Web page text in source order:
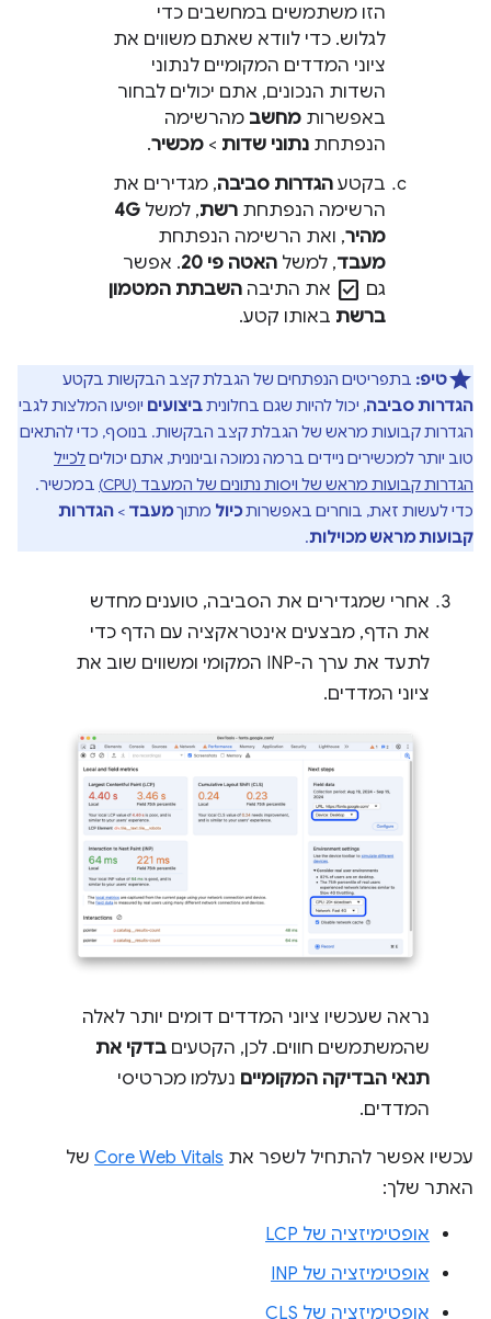
הזו משתמשים במחשבים כדי
לגלוש. כדי לוודא שאתם משווים את
ציוני המדדים המקומיים לנתוני
השדות הנכונים, אתם יכולים לבחור
באפשרות מחשב מהרשימה
הנפתחת נתוני שדות > מכשיר.
בקטע הגדרות סביבה, מגדירים את
הרשימה הנפתחת רשת, למשל 4G
מהיר, ואת הרשימה הנפתחת
מעבד, למשל האטה פי 20
. אפשר
גם check_box את התיבה השבתת המטמון
ברשת באותו קטע.
טיפ: בתפריטים הנפתחים של הגבלת קצב הבקשות בקטע
הגדרות סביבה, יכול להיות שגם בחלוניתביצועים יופיעו המלצות לגבי
הגדרות קבועות מראש של הגבלת קצב הבקשות. בנוסף, כדי להתאים
טוב יותר למכשירים ניידים ברמה נמוכה ובינונית, אתם יכוליםלכייל
הגדרות קבועות מראש של ויסות נתונים של המעבד (CPU)
במכשיר.
כדי לעשות זאת, בוחרים באפשרותכיול מתוךמעבד > הגדרות
קבועות מראש מכוילות.
אחרי שמגדירים את הסביבה, טוענים מחדש
את הדף, מבצעים אינטראקציה עם הדף כדי
לתעד את ערך ה-INP המקומי ומשווים שוב את
ציוני המדדים.
נראה שעכשיו ציוני המדדים דומים יותר לאלה
שהמשתמשים חווים. לכן, הקטעים בדקי את
תנאי הבדיקה המקומיים נעלמו מכרטיסי
המדדים.
עכשיו אפשר להתחיל לשפר את Core Web Vitals של
האתר שלך:
אופטימיזציה של LCP
אופטימיזציה של INP
אופטימיזציה של CLS